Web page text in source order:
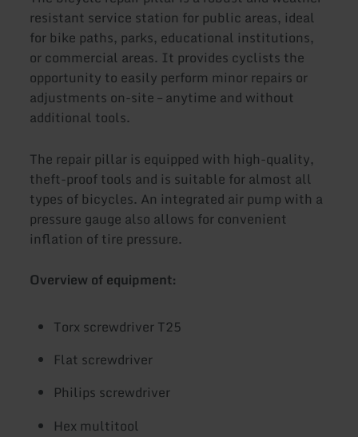
resistant service station for public areas, ideal
for bike paths, parks, educational institutions,
or commercial areas. It provides cyclists the
opportunity to easily perform minor repairs or
adjustments on-site – anytime and without
additional tools.
The repair pillar is equipped with high-quality,
theft-proof tools and is suitable for almost all
types of bicycles. An integrated air pump with a
pressure gauge also allows for convenient
inflation of tire pressure.
Overview of equipment:
Torx screwdriver T25
Flat screwdriver
Philips screwdriver
Hex multitool